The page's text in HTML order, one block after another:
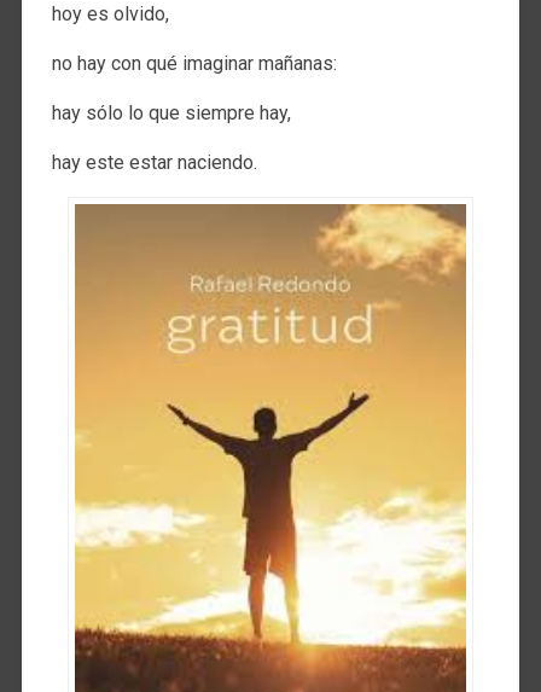
hoy es olvido,
no hay con qué imaginar mañanas:
hay sólo lo que siempre hay,
hay este estar naciendo.